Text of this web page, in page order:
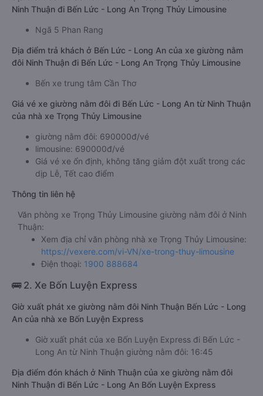
Ninh Thuận đi Bến Lức - Long An Trọng Thủy Limousine
Ngã 5 Phan Rang
Địa điểm trả khách ở Bến Lức - Long An của xe giường nằm
đôi Ninh Thuận đi Bến Lức - Long An Trọng Thủy Limousine
Bến xe trung tâm Cần Thơ
Giá vé xe giường nằm đôi đi Bến Lức - Long An từ Ninh Thuận
của nhà xe Trọng Thủy Limousine
giường nằm đôi: 690000đ/vé
limousine: 690000đ/vé
Giá vé xe ổn định, không tăng giảm đột xuất trong các
dịp Lễ, Tết cao điểm
Thông tin liên hệ
Văn phòng xe Trọng Thủy Limousine giường nằm đôi ở Ninh
Thuận:
Xem địa chỉ văn phòng nhà xe Trọng Thủy Limousine:
https://vexere.com/vi-VN/xe-trong-thuy-limousine
Điện thoại: 1900 888684
🚌 2. Xe Bốn Luyện Express
Giờ xuất phát xe giường nằm đôi Ninh Thuận Bến Lức - Long
An của nhà xe Bốn Luyện Express
Giờ xuất phát của xe Bốn Luyện Express đi Bến Lức -
Long An từ Ninh Thuận giường nằm đôi: 16:45
Địa điểm đón khách ở Ninh Thuận của xe giường nằm đôi
Ninh Thuận đi Bến Lức - Long An Bốn Luyện Express